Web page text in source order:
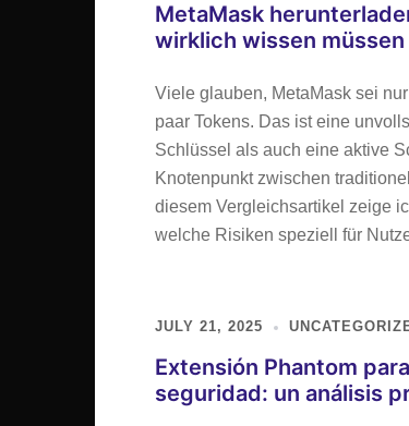
MetaMask
wirklich wissen müssen
Viele glauben, MetaMask sei
paar Tokens. Das ist eine
Schlüssel als auch eine aktive
Knotenpunkt zwischen
diesem Vergleichsartikel zeige
welche Risiken speziell für
JULY 21, 2025
Extensión Phantom
seguridad: un análisis